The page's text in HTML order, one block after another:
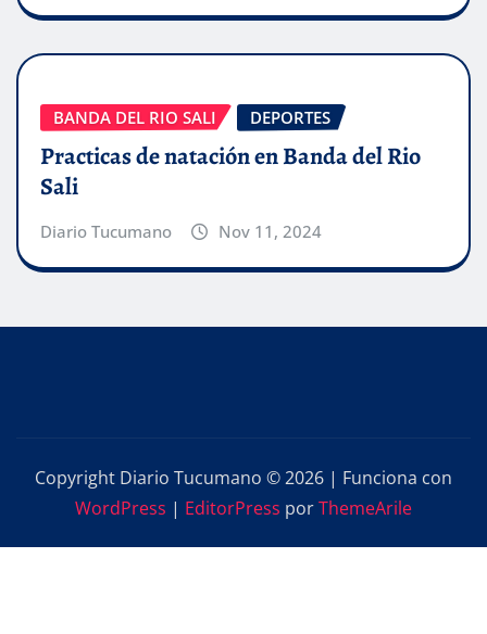
BANDA DEL RIO SALI DEPORTES
Practicas de natación en Banda del Rio
Sali
Diario Tucumano Nov 11, 2024
Copyright Diario Tucumano © 2026 | Funciona con
WordPress | EditorPress porThemeArile